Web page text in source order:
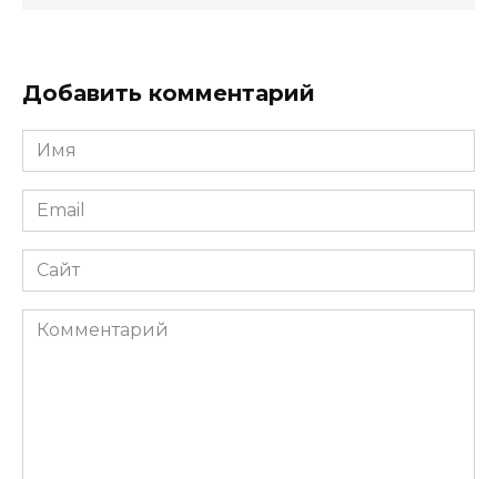
Добавить комментарий
Имя
*
Email
*
Сайт
Комментарий